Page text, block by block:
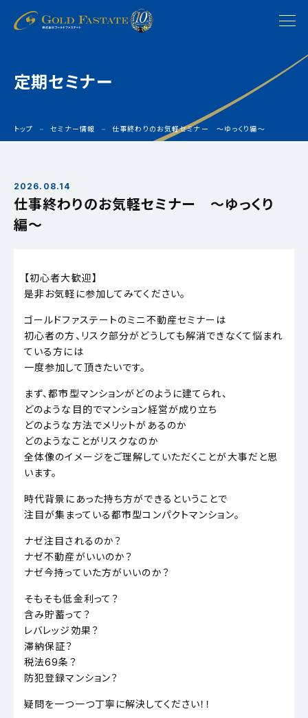
定期セミナー
トップ セミナー情報 仕事終わりのお気軽セミナー 〜ゆっくり編〜
2026.08.14
仕事終わりのお気軽セミナー 〜ゆっくり
編〜
【初心者大歓迎】
是非お気軽に参加してみてください。
ゴールドファステートのミニ不動産セミナーは
初心者の方、リスク部分がどうしても解消できなくて悩まれ
ている方には
一度参加して頂きたいです。
まず、都市型マンションがどのように建てられ、
どのような目的でマンション経営が成り立ち
どのような方法でメリットがあるのか
どのようなことがリスクなのか
全体像のイメージをご理解していただくことが大事だと思
います。
時代背景にあった持ち方ができるということで
注目が集まっている都市型コンパクトマンション。
ナゼ注目されるのか？
ナゼ不動産がいいのか？
ナゼ今持っていた方がいいのか？
そもそも低金利って？
含み貯蓄って？
レバレッジ効果？
滞納保証？
税法69条？
防犯登録マンション？
疑問を一つ一つ丁寧に解決してください！！